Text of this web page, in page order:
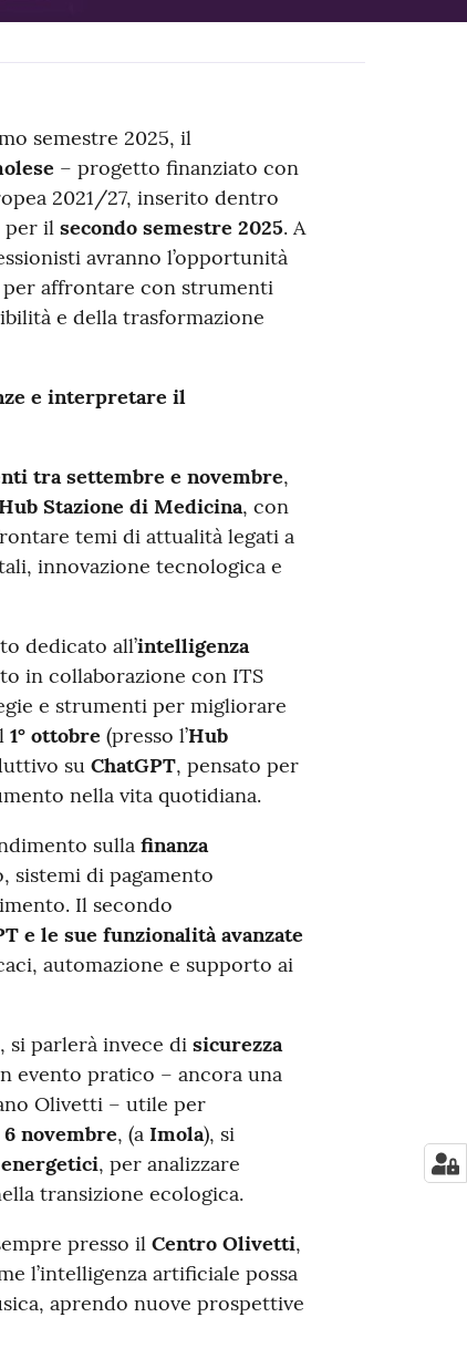
semestre 2025, il
– progetto finanziato con
2021/27, inserito dentro
il secondo semestre 2025. A
avranno l’opportunità
affrontare con strumenti
e della trasformazione
e interpretare il
tra settembre e novembre,
Stazione di Medicina, con
temi di attualità legati a
innovazione tecnologica e
dedicato all’intelligenza
in collaborazione con ITS
e strumenti per migliorare
1° ottobre (presso l’Hub
su ChatGPT, pensato per
nella vita quotidiana.
sulla finanza
sistemi di pagamento
Il secondo
e le sue funzionalità avanzate
automazione e supporto ai
, si parlerà invece di sicurezza
evento pratico – ancora una
Olivetti – utile per
6 novembre, (a Imola), si
, per analizzare
transizione ecologica.
presso il Centro Olivetti,
l’intelligenza artificiale possa
aprendo nuove prospettive